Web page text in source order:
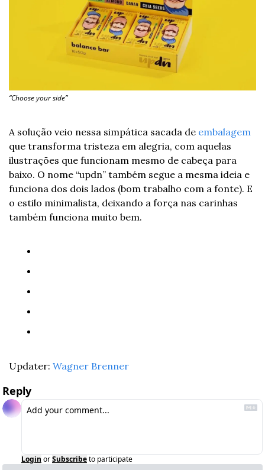
“Choose your side”
A solução veio nessa simpática sacada de embalagem
que transforma tristeza em alegria, com aquelas
ilustrações que funcionam mesmo de cabeça para
baixo. O nome “updn” também segue a mesma ideia e
funciona dos dois lados (bom trabalho com a fonte). E
o estilo minimalista, deixando a força nas carinhas
também funciona muito bem.
Updater: Wagner Brenner
Reply
Login orSubscribeto participate